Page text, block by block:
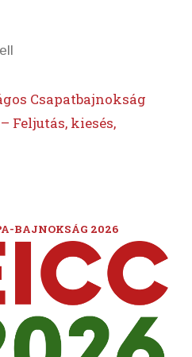
Csapatbajnokság
Feljutás, kiesés,
BAJNOKSÁG 2026